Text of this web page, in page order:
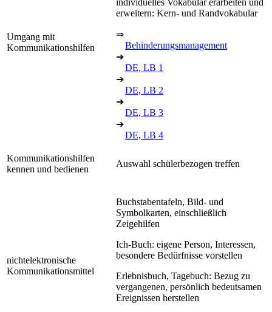
Umgang mit
Kommunikationshilfen
erweitern: Kern- und Randvokabular
⇒
Behinderungsmanagement
➔
DE, LB 1
➔
DE, LB 2
➔
DE, LB 3
➔
DE, LB 4
Kommunikationshilfen
kennen und bedienen
Auswahl schülerbezogen treffen
nichtelektronische
Kommunikationsmittel
Buchstabentafeln, Bild- und
Symbolkarten, einschließlich
Zeigehilfen
Ich-Buch: eigene Person, Interessen,
besondere Bedürfnisse vorstellen
Erlebnisbuch, Tagebuch: Bezug zu
vergangenen, persönlich bedeutsamen
Ereignissen herstellen